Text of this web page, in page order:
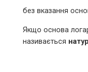
без вказання
Якщо основа
називається